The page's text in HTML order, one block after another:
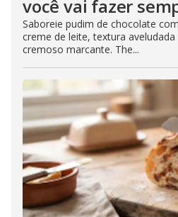
você vai fazer
Saboreie pudim de chocolate
creme de leite, textura
cremoso marcante. The...